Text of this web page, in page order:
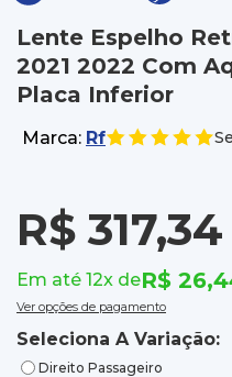
Lente Espelho
2021 2022 Com
Placa Inferior
Marca: Rf
R$ 317,34
Em até 12x deR$
Ver opções de pagamento
Seleciona A Variação:
Direito Passageiro